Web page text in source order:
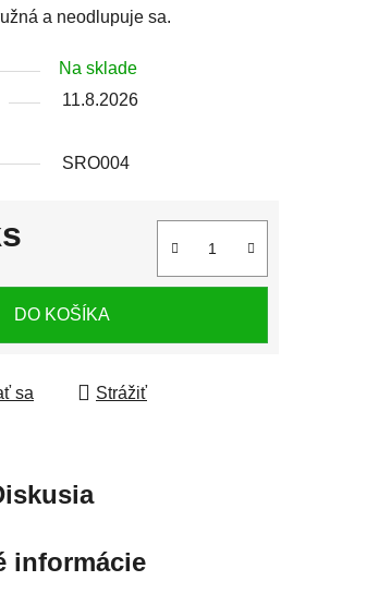
a neodlupuje sa.
Na sklade
11.8.2026
SRO004
DO KOŠÍKA
sa
Strážiť
informácie